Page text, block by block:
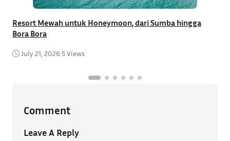
Resort Mewah untuk Honeymoon, dari Sumba hingga
Bora Bora
July 21, 2026•5 Views
Comment
Leave A Reply